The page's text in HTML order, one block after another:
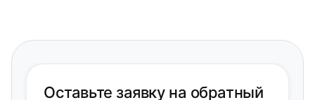
Оставьте заявку на обратный